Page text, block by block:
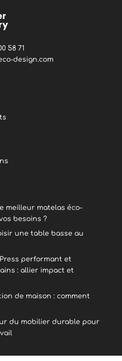
58 71
design.com
meilleur matelas éco-
besoins ?
une table basse au
performant et
: allier impact et
de maison : comment
du mobilier durable pour